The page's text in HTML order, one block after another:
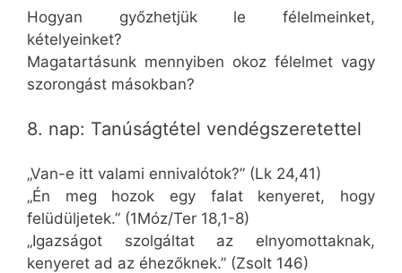
Hogyan győzhetjük le félelmeinket,
kételyeinket?
Magatartásunk mennyiben okoz félelmet vagy
szorongást másokban?
8. nap: Tanúságtétel vendégszeretettel
„Van-e itt valami ennivalótok?” (Lk 24,41)
„Én meg hozok egy falat kenyeret, hogy
felüdüljetek.” (1Móz/Ter 18,1-8)
„Igazságot szolgáltat az elnyomottaknak,
kenyeret ad az éhezőknek.” (Zsolt 146)